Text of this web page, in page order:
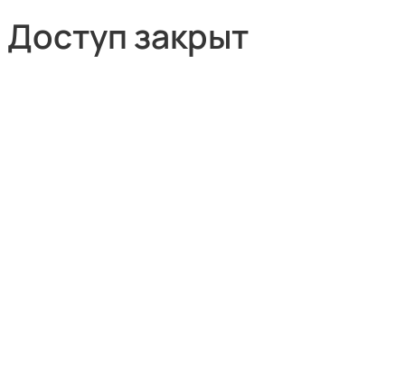
Доступ закрыт